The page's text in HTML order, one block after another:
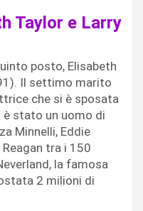
Taylor e Larry
posto, Elisabeth
Il settimo marito
che si è sposata
è stato un uomo di
Minnelli, Eddie
Reagan tra i 150
la famosa
2 milioni di